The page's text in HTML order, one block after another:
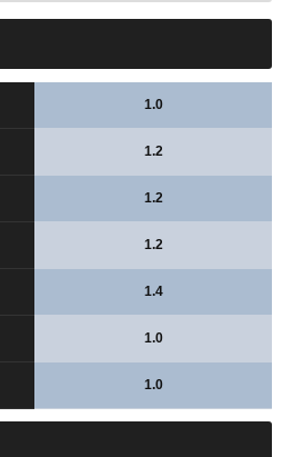
1.0
1.2
1.2
1.2
1.4
1.0
1.0